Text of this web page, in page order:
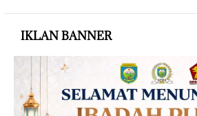
IKLAN BANNER